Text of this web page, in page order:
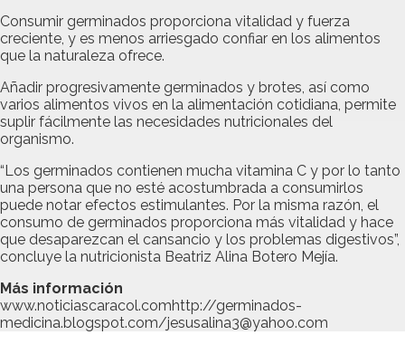
Consumir germinados proporciona vitalidad y fuerza
creciente, y es menos arriesgado confiar en los alimentos
que la naturaleza ofrece.
Añadir progresivamente germinados y brotes, así como
varios alimentos vivos en la alimentación cotidiana, permite
suplir fácilmente las necesidades nutricionales del
organismo.
“Los germinados contienen mucha vitamina C y por lo tanto
una persona que no esté acostumbrada a consumirlos
puede notar efectos estimulantes. Por la misma razón, el
consumo de germinados proporciona más vitalidad y hace
que desaparezcan el cansancio y los problemas digestivos”,
concluye la nutricionista Beatriz Alina Botero Mejía.
Más información
www.noticiascaracol.comhttp://germinados-
medicina.blogspot.com/jesusalina3@yahoo.com